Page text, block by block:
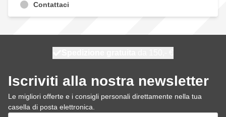
Contattaci
Iscriviti alla nostra newsletter
Le migliori offerte e i consigli personali direttamente nella tua
casella di posta elettronica.